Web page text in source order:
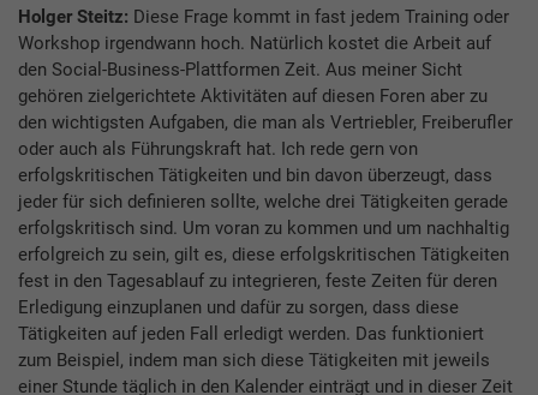
Holger Steitz: Diese Frage kommt in fast jedem Training oder
Workshop irgendwann hoch. Natürlich kostet die Arbeit auf
den Social-Business-Plattformen Zeit. Aus meiner Sicht
gehören zielgerichtete Aktivitäten auf diesen Foren aber zu
den wichtigsten Aufgaben, die man als Vertriebler, Freiberufler
oder auch als Führungskraft hat. Ich rede gern von
erfolgskritischen Tätigkeiten und bin davon überzeugt, dass
jeder für sich definieren sollte, welche drei Tätigkeiten gerade
erfolgskritisch sind. Um voran zu kommen und um nachhaltig
erfolgreich zu sein, gilt es, diese erfolgskritischen Tätigkeiten
fest in den Tagesablauf zu integrieren, feste Zeiten für deren
Erledigung einzuplanen und dafür zu sorgen, dass diese
Tätigkeiten auf jeden Fall erledigt werden. Das funktioniert
zum Beispiel, indem man sich diese Tätigkeiten mit jeweils
einer Stunde täglich in den Kalender einträgt und in dieser Zeit